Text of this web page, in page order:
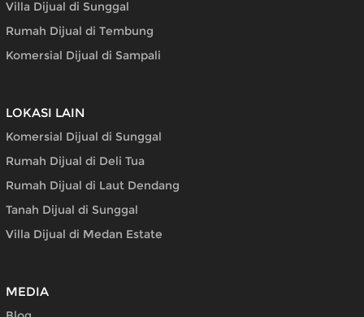
Villa Dijual di Sunggal
Rumah Dijual di Tembung
Komersial Dijual di Sampali
LOKASI LAIN
Komersial Dijual di Sunggal
Rumah Dijual di Deli Tua
Rumah Dijual di Laut Dendang
Tanah Dijual di Sunggal
Villa Dijual di Medan Estate
MEDIA